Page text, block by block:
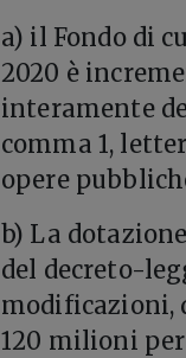
a) il Fondo di
2020 è
interamente
comma 1,
opere
b) La
del decreto-
modificazioni,
120 milioni per